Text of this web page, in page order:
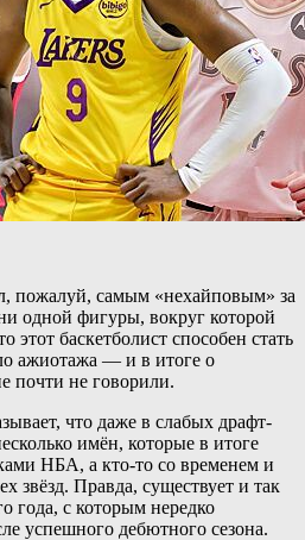
пожалуй, самым «нехайповым» за
одной фигуры, вокруг которой
этот баскетболист способен стать
ажиотажа — и в итоге о
почти не говорили.
что даже в слабых драфт-
имён, которые в итоге
НБА, а кто-то со временем и
звёзд. Правда, существует и так
года, с которым нередко
успешного дебютного сезона.